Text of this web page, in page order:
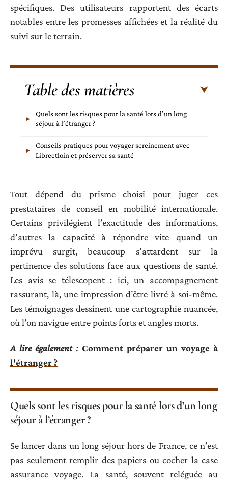
spécifiques. Des utilisateurs rapportent des écarts
notables entre les promesses affichées et la réalité du
suivi sur le terrain.
Table des matières
Quels sont les risques pour la santé lors d’un long
séjour à l’étranger ?
Conseils pratiques pour voyager sereinement avec
Libreetloin et préserver sa santé
Tout dépend du prisme choisi pour juger ces
prestataires de conseil en mobilité internationale.
Certains privilégient l’exactitude des informations,
d’autres la capacité à répondre vite quand un
imprévu surgit, beaucoup s’attardent sur la
pertinence des solutions face aux questions de santé.
Les avis se télescopent : ici, un accompagnement
rassurant, là, une impression d’être livré à soi-même.
Les témoignages dessinent une cartographie nuancée,
où l’on navigue entre points forts et angles morts.
A lire également : Comment préparer un voyage à
l'étranger ?
Quels sont les risques pour la santé lors d’un long
séjour à l’étranger ?
Se lancer dans un long séjour hors de France, ce n’est
pas seulement remplir des papiers ou cocher la case
assurance voyage. La santé, souvent reléguée au